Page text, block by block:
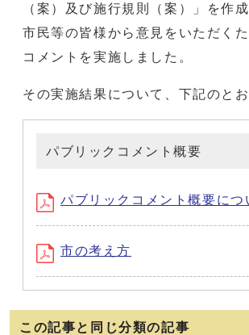
（案）及び施行規則（案）」を作
市民等の皆様から意見をいただく
コメントを実施しました。
その実施結果について、下記のと
パブリックコメント概要
パブリックコメント概要につ
市の考え方
この記事と同じ分類の記事